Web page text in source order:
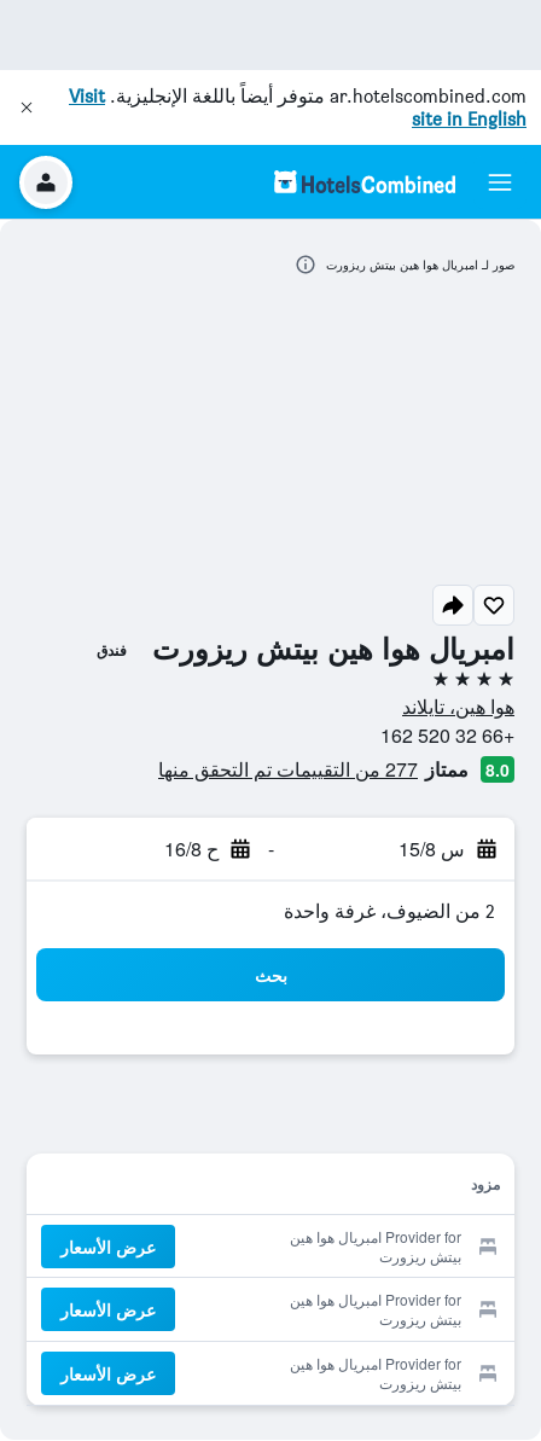
ar.hotelscombined.com متوفر أيضاً باللغة الإنجليزية.Visit
site in English
امبريال هوا هين بيتش ريزورت فندق
4 نجوم
هوا هين، تايلاند
+66 32 520 162
8.0 ممتاز 277 من التقييمات تم التحقق منها
س 15/8 - ح 16/8
2 من الضيوف، غرفة واحدة
بحث
مزود
Provider for امبريال هوا هين
بيتش ريزورت
عرض الأسعار
Provider for امبريال هوا هين
بيتش ريزورت
عرض الأسعار
Provider for امبريال هوا هين
بيتش ريزورت
عرض الأسعار
صور لـ امبريال هوا هين بيتش ريزورت